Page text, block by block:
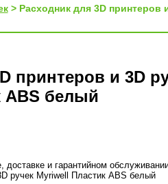
> Расходник для 3D принтеров
принтеров и 3D
ABS белый
доставке и гарантийном
ручек Myriwell Пластик ABS белый